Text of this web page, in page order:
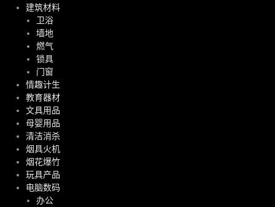
建筑材料
卫浴
墙地
燃气
锁具
门窗
情趣计生
教育器材
文具用品
母婴用品
清洁消杀
烟具火机
烟花爆竹
玩具产品
电脑数码
办公